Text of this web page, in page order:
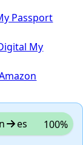
Passport
My
es 100%